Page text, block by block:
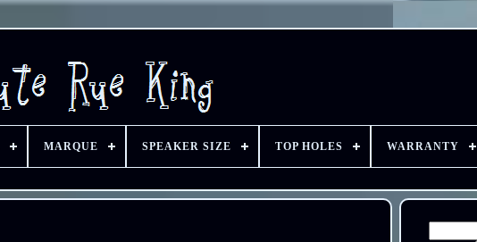
MARQUE SPEAKER SIZE TOP HOLES WARRANTY